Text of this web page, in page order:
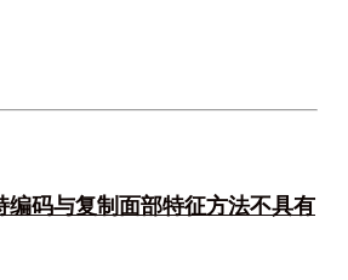
编码与复制面部特征方法不具有